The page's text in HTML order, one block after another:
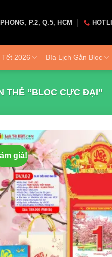
P.2, Q.5, HCM
2026 Bìa Lịch Gắn Bloc
THẺ “BLOC CỰC ĐẠI”
giá!